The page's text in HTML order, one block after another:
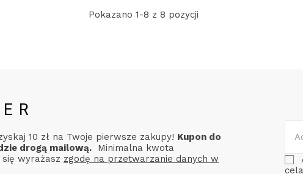
Pokazano 1-8 z 8 pozycji
10 zł na Twoje pierwsze zakupy! Kupon do
drogą mailową. Minimalna kwota
się wyrażasz zgodę na przetwarzanie danych w